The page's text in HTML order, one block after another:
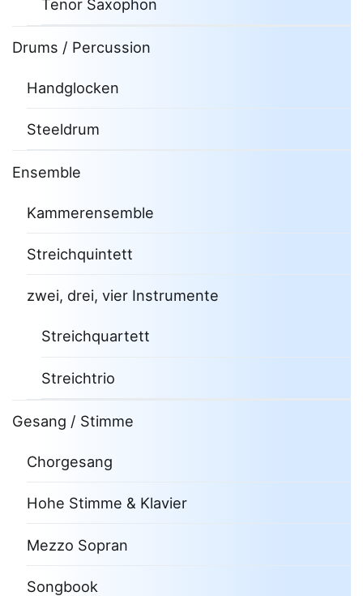
Tenor Saxophon
Drums / Percussion
Handglocken
Steeldrum
Ensemble
Kammerensemble
Streichquintett
zwei, drei, vier Instrumente
Streichquartett
Streichtrio
Gesang / Stimme
Chorgesang
Hohe Stimme & Klavier
Mezzo Sopran
Songbook